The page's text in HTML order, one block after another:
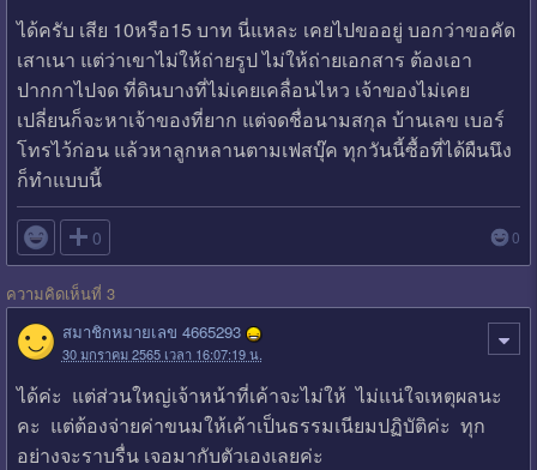
ได้ครับ เสีย 10หรือ15 บาท นี่แหละ เคยไปขออยู่ บอกว่าขอคัด
เสาเนา แต่ว่าเขาไม่ให้ถ่ายรูป ไม่ให้ถ่ายเอกสาร ต้องเอา
ปากกาไปจด ที่ดินบางที่ไม่เคยเคลื่อนไหว เจ้าของไม่เคย
เปลี่ยนก็จะหาเจ้าของที่ยาก แต่จดชื่อนามสกุล บ้านเลข เบอร์
โทรไว้ก่อน แล้วหาลูกหลานตามเฟสบุ๊ค ทุกวันนี้ซื้อที่ได้ผืนนึง
ก็ทำแบบนี้
 0 0
ความคิดเห็นที่ 3
สมาชิกหมายเลข 4665293
30 มกราคม 2565 เวลา 16:07:19 น.
ได้ค่ะ แต่ส่วนใหญ่เจ้าหน้าที่เค้าจะไม่ให้ ไม่แน่ใจเหตุผลนะ
คะ แต่ต้องจ่ายค่าขนมให้เค้าเป็นธรรมเนียมปฏิบัติค่ะ ทุก
อย่างจะราบรื่น เจอมากับตัวเองเลยค่ะ